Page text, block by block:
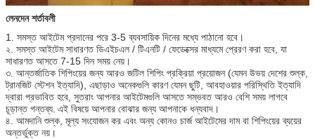
লেনদেন শর্তাবলী
1. সমস্ত আইটেম প্রদানের পরে 3-5 ব্যবসায়িক দিনের মধ্যে পাঠানো হবে।
২. সমস্ত আইটেম সাধারণত ডিএইচএল / টিএনটি / ফেডেক্সের মাধ্যমে প্রেরণ করা হবে, যা
সাধারণত আসতে 7-15 দিন সময় নেয়।
৩. আন্তর্জাতিক শিপিংয়ের জন্য আরও জটিল শিপিং প্রক্রিয়া প্রয়োজন (যেমন উভয় দেশের শুল্ক,
ট্রানজিট স্টেশন ইত্যাদি), এছাড়াও অনেকগুলি কারণ যেমন ছুটি, আবহাওয়ার পরিস্থিতি ইত্যাদি
দ্বারা প্রভাবিত হবে, সুতরাং আপনার আইটেমগুলি আসতে সম্ভবত আরও বেশি সময় লাগবে
চূড়ান্ত গন্তব্য. এই বিষয়ে আপনার বোঝার জন্য আপনাকে ধন্যবাদ।
৪. আমদানি শুল্ক, মূল্য সংযোজন কর এবং অন্য কোনও চার্জ আইটেমের দাম বা শিপিংয়ের ব্যয়ের
অন্তর্ভুক্ত নয়।